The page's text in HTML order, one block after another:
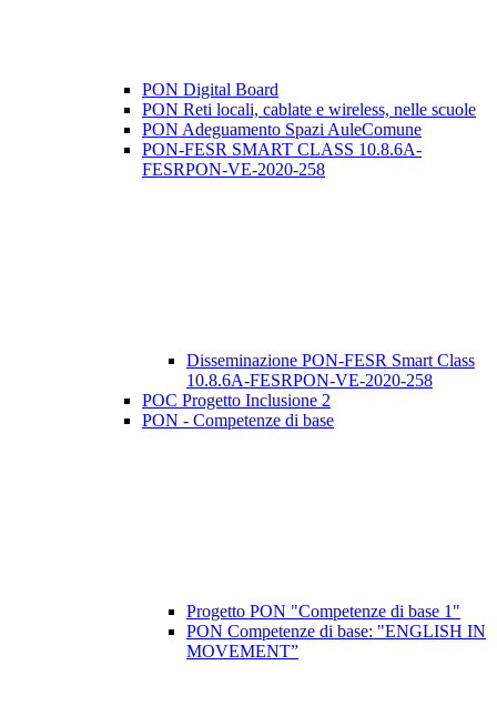
PON Digital Board
PON Reti locali, cablate e wireless, nelle scuole
PON Adeguamento Spazi AuleComune
PON-FESR SMART CLASS 10.8.6A-
FESRPON-VE-2020-258
Disseminazione PON-FESR Smart Class
10.8.6A-FESRPON-VE-2020-258
POC Progetto Inclusione 2
PON - Competenze di base
Progetto PON "Competenze di base 1"
PON Competenze di base: "ENGLISH IN
MOVEMENT”